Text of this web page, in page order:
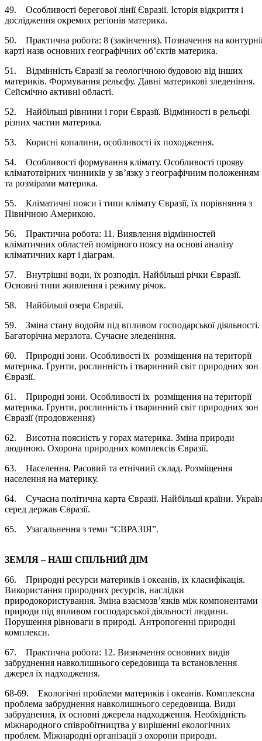
49. Особливості берегової лінії Євразії. Історія відкриття і
дослідження окремих регіонів материка.
50. Практична робота: 8 (закінчення). Позначення на
карті назв основних географічних об’єктів материка.
51. Відмінність Євразії за геологічною будовою від інших
материків. Формування рельєфу. Давні материкові зледеніння.
Сейсмічно активні області.
52. Найбільші рівнини і гори Євразії. Відмінності в рельєфі
різних частин материка.
53. Корисні копалини, особливості їх походження.
54. Особливості формування клімату. Особливості прояву
кліматотвірних чинників у зв’язку з географічним положенням
та розмірами материка.
55. Кліматичні пояси і типи клімату Євразії, їх порівняння з
Північною Америкою.
56. Практична робота: 11. Виявлення відмінностей
кліматичних областей помірного поясу на основі аналізу
кліматичних карт і діаграм.
57. Внутрішні води, їх розподіл. Найбільші річки Євразії.
Основні типи живлення і режиму річок.
58. Найбільші озера Євразії.
59. Зміна стану водойм під впливом господарської діяльності.
Багаторічна мерзлота. Сучасне зледеніння.
60. Природні зони. Особливості їх розміщення на території
материка. Ґрунти, рослинність і тваринний світ природних зон
Євразії.
61. Природні зони. Особливості їх розміщення на території
материка. Ґрунти, рослинність і тваринний світ природних зон
Євразії (продовження)
62. Висотна поясність у горах материка. Зміна природи
людиною. Охорона природних комплексів Євразії.
63. Населення. Расовий та етнічний склад. Розміщення
населення на материку.
64. Сучасна політична карта Євразії. Найбільші країни.
серед держав Євразії.
65. Узагальнення з теми “ЄВРАЗІЯ”.
ЗЕМЛЯ – НАШ СПІЛЬНИЙ ДІМ
66. Природні ресурси материків і океанів, їх класифікація.
Використання природних ресурсів, наслідки
природокористування. Зміна взаємозв’язків між компонентами
природи під впливом господарської діяльності людини.
Порушення рівноваги в природі. Антропогенні природні
комплекси.
67. Практична робота: 12. Визначення основних видів
забруднення навколишнього середовища та встановлення
джерел їх надходження.
68-69. Екологічні проблеми материків і океанів. Комплексна
проблема забруднення навколишнього середовища. Види
забруднення, їх основні джерела надходження. Необхідність
міжнародного співробітництва у вирішенні екологічних
проблем. Міжнародні організації з охорони природи.